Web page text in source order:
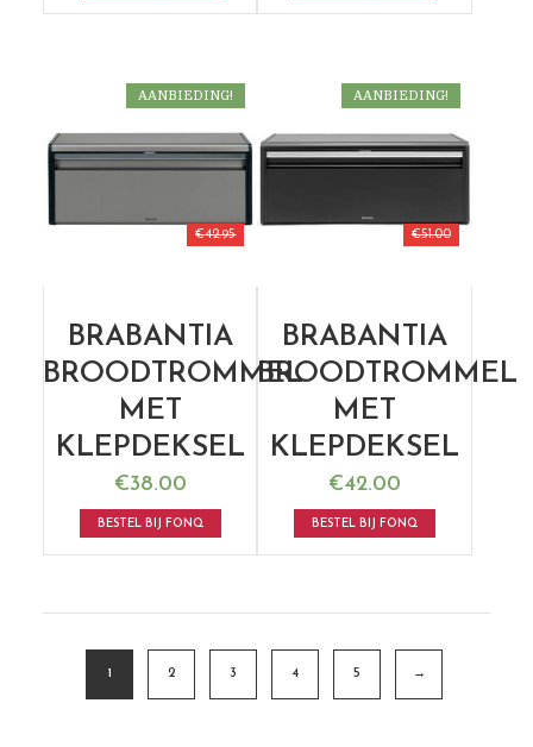
AANBIEDING!
BRABANTIA
BROODTROMMEL
MET
KLEPDEKSEL
€42.95
€38.00
BESTEL BIJ FONQ
AANBIEDING!
BRABANTIA
BROODTROMMEL
MET
KLEPDEKSEL
€51.00
€42.00
BESTEL BIJ FONQ
1 2 3 4 5 →